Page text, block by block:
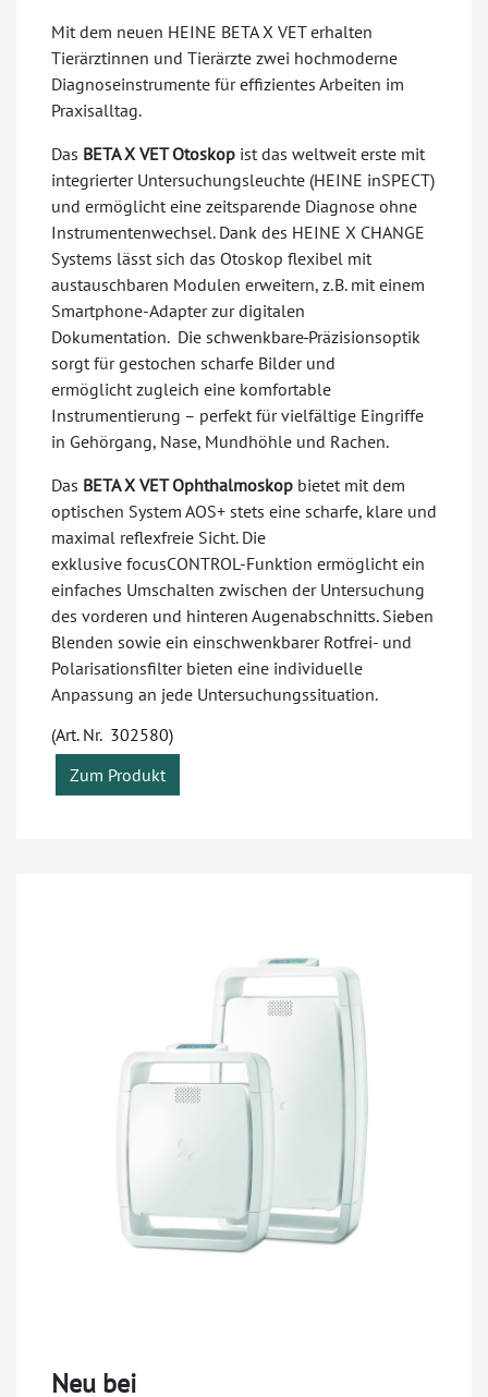
Mit dem neuen HEINE BETA X VET erhalten
Tierärztinnen und Tierärzte zwei hochmoderne
Diagnoseinstrumente für effizientes Arbeiten im
Praxisalltag.
Das BETA X VET Otoskop ist das weltweit erste mit
integrierter Untersuchungsleuchte (HEINE inSPECT)
und ermöglicht eine zeitsparende Diagnose ohne
Instrumentenwechsel. Dank des HEINE X CHANGE
Systems lässt sich das Otoskop flexibel mit
austauschbaren Modulen erweitern, z. B. mit einem
Smartphone-Adapter zur digitalen
Dokumentation. Die schwenkbare Präzisionsoptik
sorgt für gestochen scharfe Bilder und
ermöglicht zugleich eine komfortable
Instrumentierung – perfekt für vielfältige Eingriffe
in Gehörgang, Nase, Mundhöhle und Rachen.
Das BETA X VET Ophthalmoskop bietet mit dem
optischen System AOS+ stets eine scharfe, klare und
maximal reflexfreie Sicht. Die
exklusive focusCONTROL-Funktion ermöglicht ein
einfaches Umschalten zwischen der Untersuchung
des vorderen und hinteren Augenabschnitts. Sieben
Blenden sowie ein einschwenkbarer Rotfrei- und
Polarisationsfilter bieten eine individuelle
Anpassung an jede Untersuchungssituation.
(Art. Nr. 302580)
Zum Produkt
Neu bei